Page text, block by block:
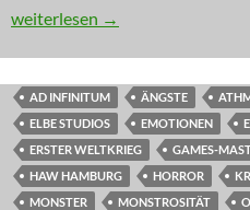
NEWS: Monster des Krieges
weiterlesen →
AD INFINITUM ÄNGSTE
ELBE STUDIOS
EMOTIONEN
ERSTER WELTKRIEG
GAMES-
HAW HAMBURG
HORROR
MONSTER
MONSTROSITÄT